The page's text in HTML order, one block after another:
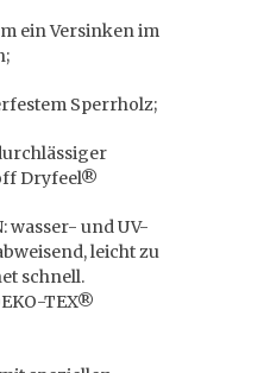
ein Versinken im
Sperrholz;
Dryfeel®
wasser- und UV-
leicht zu
schnell.
TEX®